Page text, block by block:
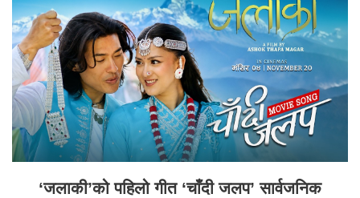
‘जलाकी’को पहिलो गीत ‘चाँदी जलप’ सार्वजनिक